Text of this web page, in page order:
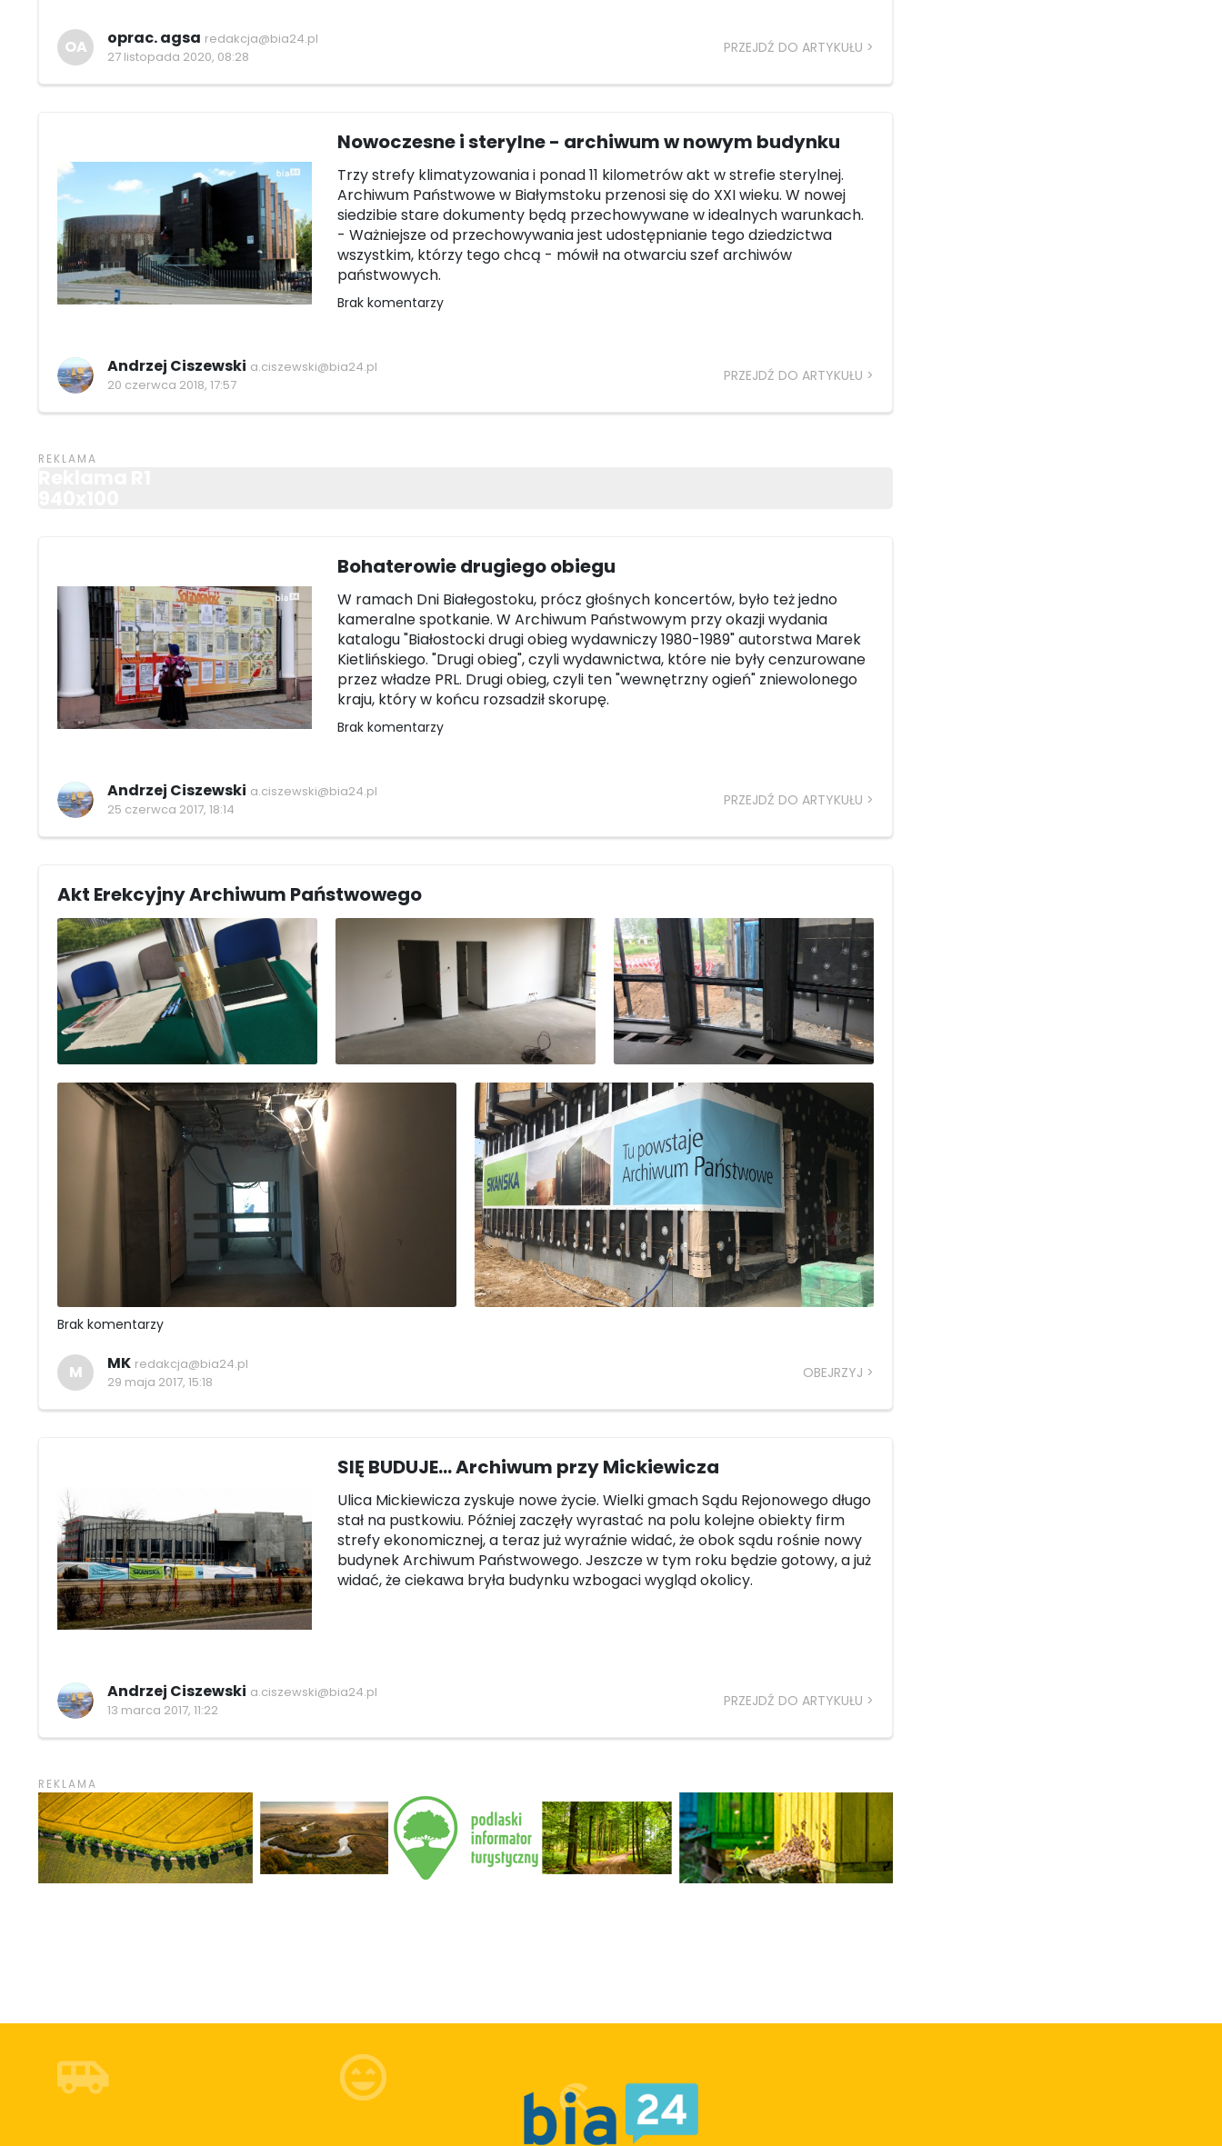
OA oprac. agsa redakcja@bia24.pl
27 listopada 2020, 08:28
PRZEJDŹ DO ARTYKUŁU
Nowoczesne i sterylne - archiwum w nowym budynku
Trzy strefy klimatyzowania i ponad 11 kilometrów akt w strefie sterylnej.
Archiwum Państwowe w Białymstoku przenosi się do XXI wieku. W nowej
siedzibie stare dokumenty będą przechowywane w idealnych warunkach.
- Ważniejsze od przechowywania jest udostępnianie tego dziedzictwa
wszystkim, którzy tego chcą - mówił na otwarciu szef archiwów
państwowych.
Brak komentarzy
Andrzej Ciszewski a.ciszewski@bia24.pl
20 czerwca 2018, 17:57
PRZEJDŹ DO ARTYKUŁU
Bohaterowie drugiego obiegu
W ramach Dni Białegostoku, prócz głośnych koncertów, było też jedno
kameralne spotkanie. W Archiwum Państwowym przy okazji wydania
katalogu "Białostocki drugi obieg wydawniczy 1980-1989" autorstwa Marek
Kietlińskiego. "Drugi obieg", czyli wydawnictwa, które nie były cenzurowane
przez władze PRL. Drugi obieg, czyli ten "wewnętrzny ogień" zniewolonego
kraju, który w końcu rozsadził skorupę.
Brak komentarzy
Andrzej Ciszewski a.ciszewski@bia24.pl
25 czerwca 2017, 18:14
PRZEJDŹ DO ARTYKUŁU
Akt Erekcyjny Archiwum Państwowego
Brak komentarzy
M MK redakcja@bia24.pl
29 maja 2017, 15:18
OBEJRZYJ
SIĘ BUDUJE... Archiwum przy Mickiewicza
Ulica Mickiewicza zyskuje nowe życie. Wielki gmach Sądu Rejonowego długo
stał na pustkowiu. Później zaczęły wyrastać na polu kolejne obiekty firm
strefy ekonomicznej, a teraz już wyraźnie widać, że obok sądu rośnie nowy
budynek Archiwum Państwowego. Jeszcze w tym roku będzie gotowy, a już
widać, że ciekawa bryła budynku wzbogaci wygląd okolicy.
Andrzej Ciszewski a.ciszewski@bia24.pl
13 marca 2017, 11:22
PRZEJDŹ DO ARTYKUŁU